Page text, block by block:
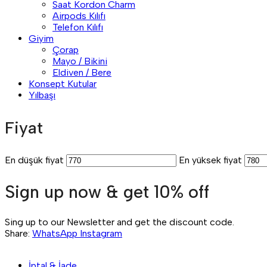
Saat Kordon Charm
Airpods Kılıfı
Telefon Kılıfı
Giyim
Çorap
Mayo / Bikini
Eldiven / Bere
Konsept Kutular
Yılbaşı
Fiyat
En düşük fiyat En yüksek fiyat
Sign up now & get 10% off
Sing up to our Newsletter and get the discount code.
Share: WhatsApp Instagram